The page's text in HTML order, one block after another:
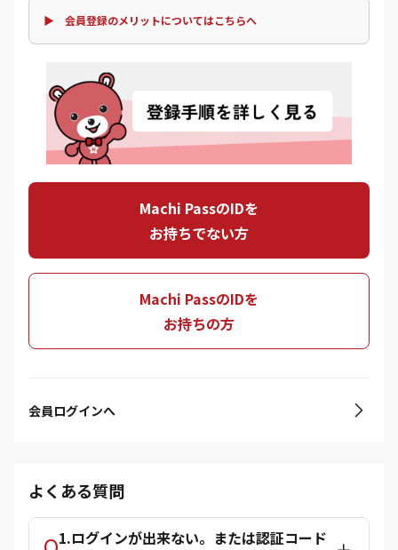
▶ 会員登録のメリットについてはこちらへ
Machi PassのIDを
お持ちでない方
Machi PassのIDを
お持ちの方
会員ログインへ
よくある質問
1.ログインが出来ない。または認証コード